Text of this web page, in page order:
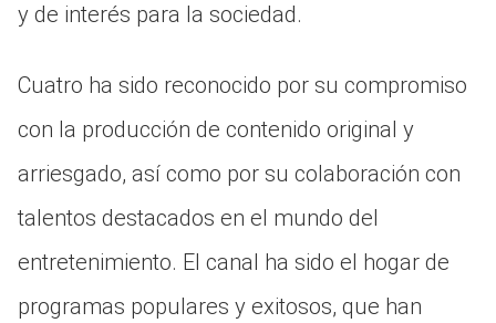
y de interés para la sociedad.
Cuatro ha sido reconocido por su compromiso
con la producción de contenido original y
arriesgado, así como por su colaboración con
talentos destacados en el mundo del
entretenimiento. El canal ha sido el hogar de
programas populares y exitosos, que han